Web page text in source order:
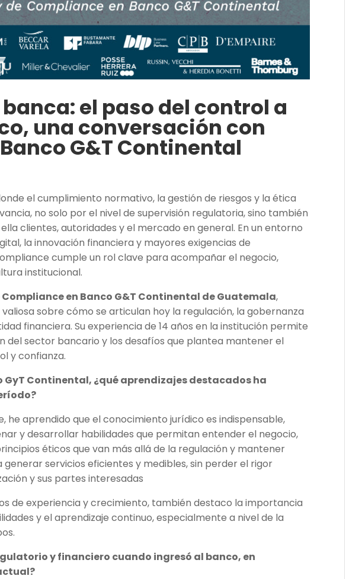
el paso del control a
una conversación con
G&T Continental
el cumplimiento normativo, la gestión de riesgos y la ética
no solo por el nivel de supervisión regulatoria, sino también
clientes, autoridades y el mercado en general. En un entorno
la innovación financiera y mayores exigencias de
cumple un rol clave para acompañar el negocio,
institucional.
en Banco G&T Continental de Guatemala,
sobre cómo se articulan hoy la regulación, la gobernanza
financiera. Su experiencia de 14 años en la institución permite
del sector bancario y los desafíos que plantea mantener el
y confianza.
GyT Continental, ¿qué aprendizajes destacados ha
he aprendido que el conocimiento jurídico es indispensable,
y desarrollar habilidades que permitan entender el negocio,
éticos que van más allá de la regulación y mantener
servicios eficientes y medibles, sin perder el rigor
y sus partes interesadas
de experiencia y crecimiento, también destaco la importancia
y el aprendizaje continuo, especialmente a nivel de la
y financiero cuando ingresó al banco, en